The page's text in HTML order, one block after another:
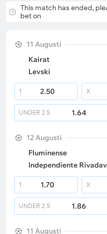
This match has ended,
bet on
11 Augusti
Kairat
Levski
1 2.50 X
UNDER 2.5 1.64
12 Augusti
Fluminense
Independiente
1 1.70 X
UNDER 2.5 1.86
11 Augusti